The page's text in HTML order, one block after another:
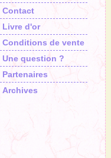
Contact
Livre d'or
Conditions de vente
Une question ?
Partenaires
Archives